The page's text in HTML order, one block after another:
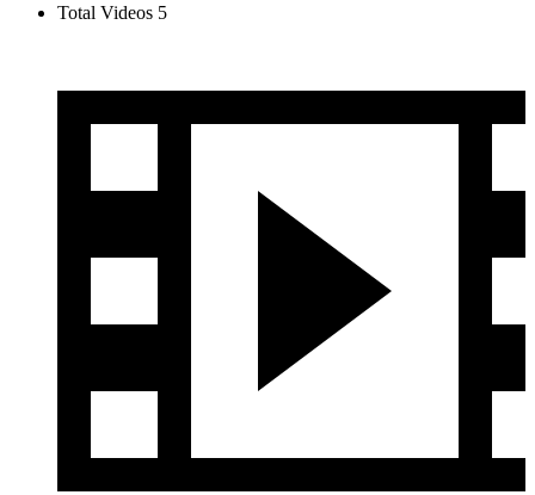
Total Videos 5